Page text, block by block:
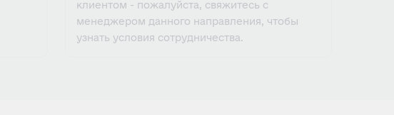
клиентом - пожалуйста, свяжитесь с
менеджером данного направления, чтобы
узнать условия сотрудничества.